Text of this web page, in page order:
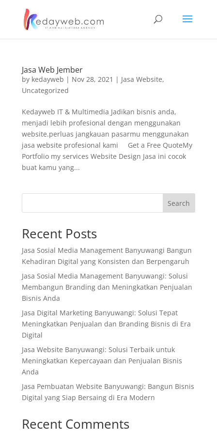
Jasa Web Jember
by kedayweb | Nov 28, 2021 | Jasa Website,
Uncategorized
Kedayweb IT & Multimedia Jadikan bisnis anda,
menjadi lebih profesional dengan menggunakan
website.perluas jangkauan pasarmu menggunakan
jasa website profesional kami Get a Free QuoteMy
Portfolio my services Website Design Jasa ini cocok
buat kamu yang...
Search
Recent Posts
Jasa Sosial Media Management Banyuwangi Bangun
Kehadiran Digital yang Konsisten dan Berpengaruh
Jasa Sosial Media Management Banyuwangi: Solusi
Membangun Branding dan Meningkatkan Penjualan
Bisnis Anda
Jasa Digital Marketing Banyuwangi: Solusi Tepat
Meningkatkan Penjualan dan Branding Bisnis di Era
Digital
Jasa Website Banyuwangi: Solusi Terbaik untuk
Meningkatkan Kepercayaan dan Penjualan Bisnis
Anda
Jasa Pembuatan Website Banyuwangi: Bangun Bisnis
Digital yang Siap Bersaing di Era Modern
Recent Comments